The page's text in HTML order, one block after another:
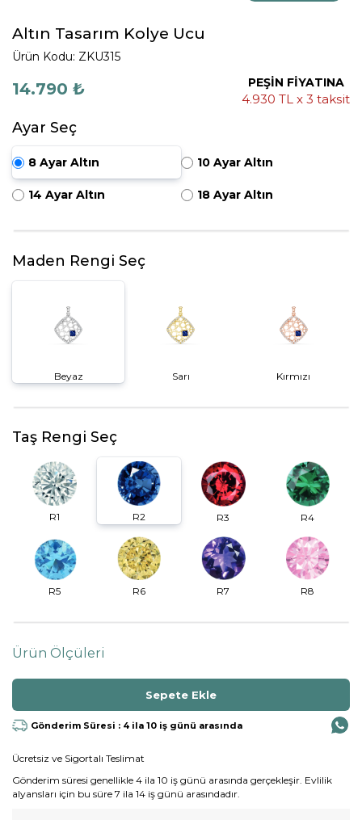
Altın Tasarım Kolye Ucu
Ürün Kodu: ZKU315
14.790 ₺ PEŞİN FİYATINA
4.930 TL x 3 taksit
Ayar Seç
8 Ayar Altın 10 Ayar Altın
14 Ayar Altın 18 Ayar Altın
Maden Rengi Seç
Beyaz Sarı Kırmızı
Taş Rengi Seç
R1 R2 R3 R4
R5 R6 R7 R8
Ürün Ölçüleri
Gönderim Süresi : 4 ila 10 iş günü arasında
Ücretsiz ve Sigortalı Teslimat
Gönderim süresi genellikle 4 ila 10 iş günü arasında gerçekleşir. Evlilik
alyansları için bu süre 7 ila 14 iş günü arasındadır.